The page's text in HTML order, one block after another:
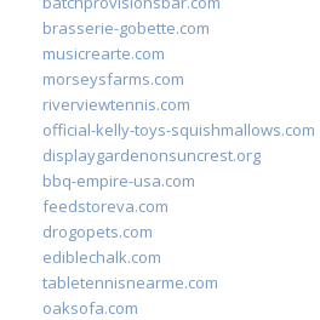
brasserie-gobette.com
musicrearte.com
morseysfarms.com
riverviewtennis.com
official-kelly-toys-squishmallows.com
displaygardenonsuncrest.org
bbq-empire-usa.com
feedstoreva.com
drogopets.com
ediblechalk.com
tabletennisnearme.com
oaksofa.com